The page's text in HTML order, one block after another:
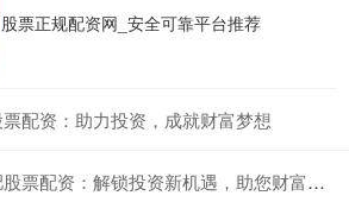
股票正规配资网_安全可靠平台推荐
配资：助力投资，成就财富梦想
配资：解锁投资新机遇，助您财富增值